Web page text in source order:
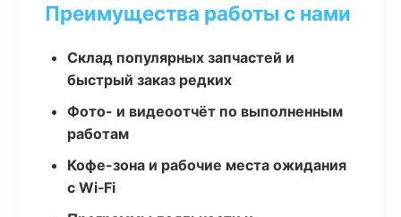
Преимущества работы с нами
Склад популярных запчастей и
быстрый заказ редких
Фото- и видеоотчёт по выполненным
работам
Кофе-зона и рабочие места ожидания
с Wi‑Fi